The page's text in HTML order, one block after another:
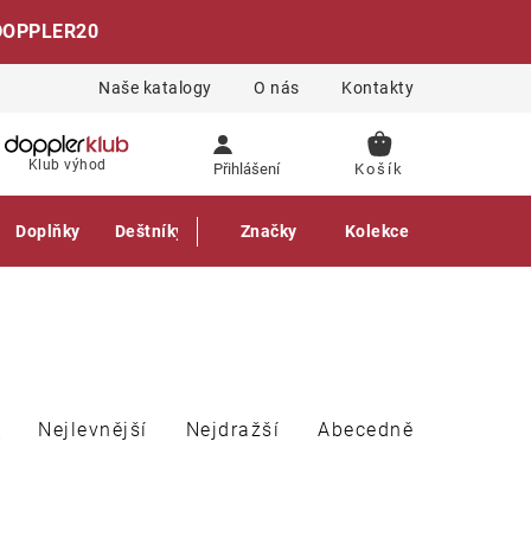
Naše katalogy O nás Kontakty
Klub výhod Přihlášení
NÁKUPNÍ
Doplňky Deštníky Gastro produkty
Značky Kolekce
Nejlevnější Nejdražší Abecedně